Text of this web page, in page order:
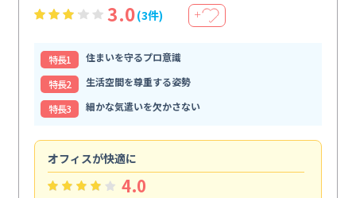
3.0(3件) ＋
特⻑1
住まいを守るプロ意識
特⻑2
生活空間を尊重する姿勢
特⻑3
細かな気遣いを欠かさない
オフィスが快適に
4.0